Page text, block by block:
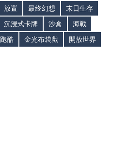
放置 最終幻想
末日生存
沉浸式卡牌 沙盒
海戰
跑酷 金光布袋戲
開放世界